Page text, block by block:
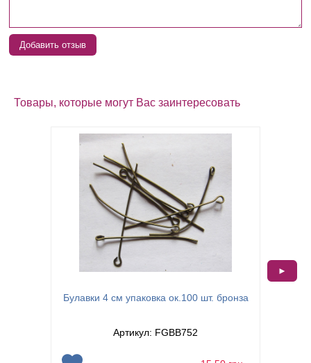
Добавить отзыв
Товары, которые могут Вас заинтересовать
Булавки 4 см упаковка ок.100 шт. бронза
Артикул: FGBB752
►